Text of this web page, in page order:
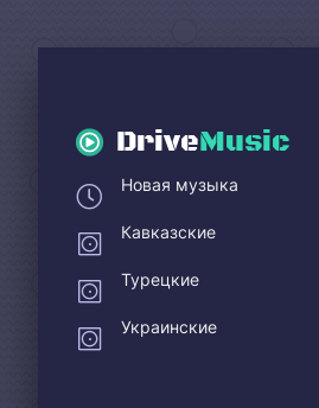
DriveMusic
Новая музыка
Кавказские
Турецкие
Украинские